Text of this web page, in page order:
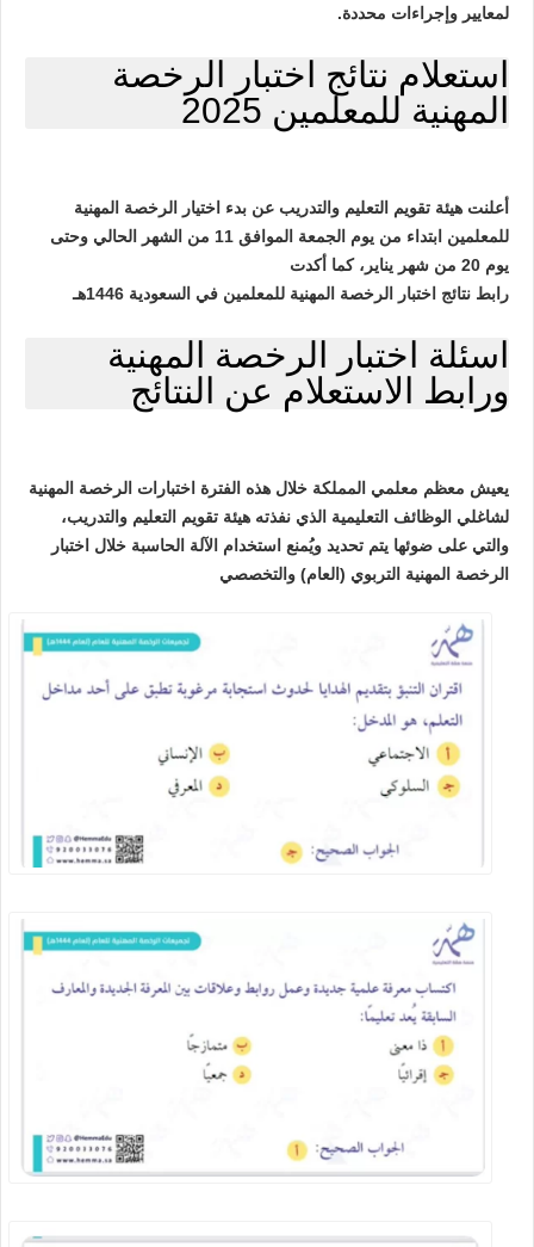
لمعايير وإجراءات محددة.
استعلام نتائج اختبار الرخصة
المهنية للمعلمين 2025
أعلنت هيئة تقويم التعليم والتدريب عن بدء اختيار الرخصة المهنية
للمعلمين ابتداء من يوم الجمعة الموافق 11 من الشهر الحالي وحتى
يوم 20 من شهر يناير، كما أكدت
رابط نتائج اختبار الرخصة المهنية للمعلمين في السعودية 1446هـ
اسئلة اختبار الرخصة المهنية
ورابط الاستعلام عن النتائج
يعيش معظم معلمي المملكة خلال هذه الفترة اختبارات الرخصة المهنية
لشاغلي الوظائف التعليمية الذي نفذته هيئة تقويم التعليم والتدريب،
والتي على ضوئها يتم تحديد ويُمنع استخدام الآلة الحاسبة خلال اختبار
الرخصة المهنية التربوي (العام) والتخصصي